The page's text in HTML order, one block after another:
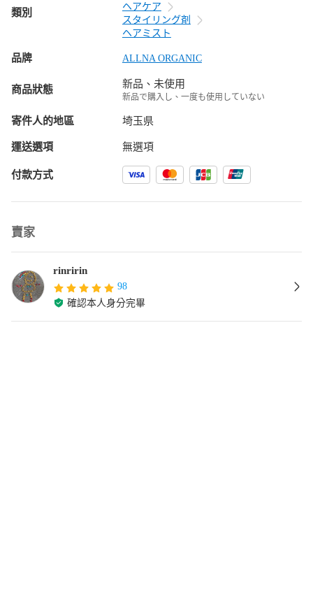
類別
ヘアケア
スタイリング剤
ヘアミスト
品牌 ALLNA ORGANIC
商品狀態 新品、未使用
新品で購入し、一度も使用していない
寄件人的地區 埼玉県
運送選項 無選項
付款方式
賣家
rinririn
98
確認本人身分完畢